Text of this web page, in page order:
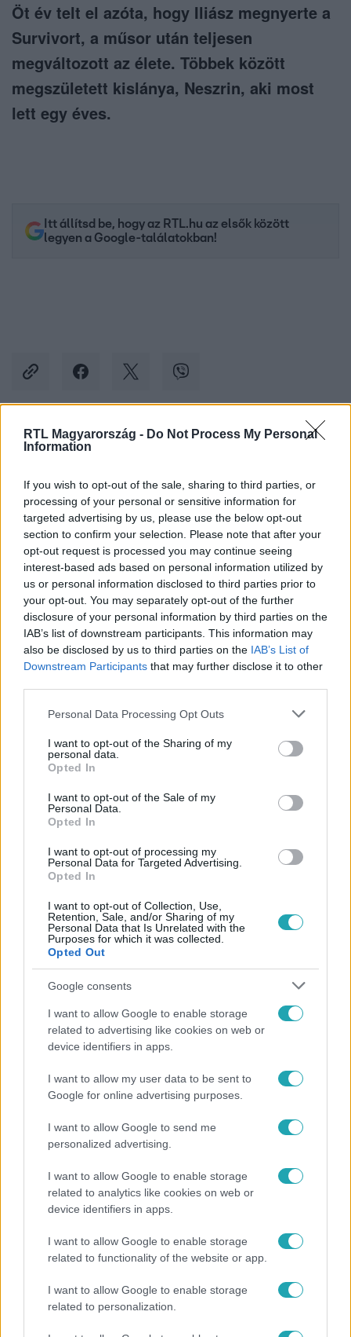
RTL Magyarország - Do Not Process My Personal
Information
If you wish to opt-out of the sale, sharing to third parties, or
processing of your personal or sensitive information for
targeted advertising by us, please use the below opt-out
section to confirm your selection. Please note that after your
opt-out request is processed you may continue seeing
interest-based ads based on personal information utilized by
us or personal information disclosed to third parties prior to
your opt-out. You may separately opt-out of the further
disclosure of your personal information by third parties on the
IAB’s list of downstream participants. This information may
also be disclosed by us to third parties on the IAB’s List of
Downstream Participants that may further disclose it to other
Please note that this website/app uses one or more Google
not limited to your visit or usage behaviour. You may click to
grant or deny consent to Google and its third-party tags to
use your data for below specified purposes in below Google
consent section.
Personal Data Processing Opt Outs
I want to opt-out of the Sharing of my
personal data.
Opted In
I want to opt-out of the Sale of my
Personal Data.
Opted In
I want to opt-out of processing my
Personal Data for Targeted Advertising.
Opted In
I want to opt-out of Collection, Use,
Retention, Sale, and/or Sharing of my
Personal Data that Is Unrelated with the
Purposes for which it was collected.
Opted Out
Google consents
I want to allow Google to enable storage
related to advertising like cookies on web or
device identifiers in apps.
I want to allow my user data to be sent to
Google for online advertising purposes.
I want to allow Google to send me
personalized advertising.
I want to allow Google to enable storage
related to analytics like cookies on web or
device identifiers in apps.
I want to allow Google to enable storage
related to functionality of the website or app.
I want to allow Google to enable storage
related to personalization.
Öt év telt el azóta, hogy Iliász megnyerte a
Survivort, a műsor után teljesen
megváltozott az élete. Többek között
megszületett kislánya, Neszrin, aki most
lett egy éves.
Itt állítsd be, hogy az RTL.hu az elsők között
legyen a Google-találatokban!
Kövess minket, és értesülj a friss hírekről a
Követem
REGGELI ADÁSRÉSZLETEK RTL RTL KLUB
#NÁDAI ANIKÓ #PELLER ANNA #BELFÖLD
#ÉLETMÓD #ILIÁSZ #SURVIVOR #KISLÁNY
#CSALÁD #SZÍNÉSZET
Népszerű
Bódi Guszti és Margó büszkén jelentették be:
megvan a család első diplomása